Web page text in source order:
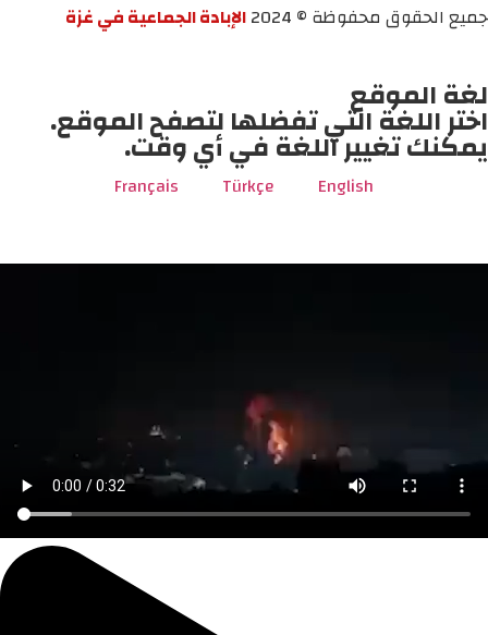
جميع الحقوق محفوظة © 2024
الإبادة الجماعية في غزة
لغة الموقع
اختر اللغة التي تفضلها لتصفح الموقع.
يمكنك تغيير اللغة في أي وقت.
English
Türkçe
Français